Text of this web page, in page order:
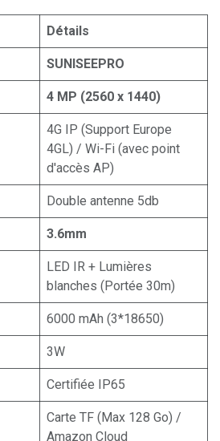
Détails
SUNISEEPRO
4 MP (2560 x 1440)
4G IP (Support Europe
4GL) / Wi-Fi (avec point
d'accès AP)
Double antenne 5db
3.6mm
LED IR + Lumières
blanches (Portée 30m)
6000 mAh (3*18650)
3W
Certifiée IP65
Carte TF (Max 128 Go) /
Amazon Cloud